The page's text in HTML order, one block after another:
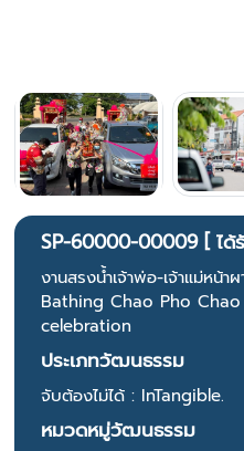
SP-60000-00009 [ ได้
งานสรงน้ำเจ้าพ่อ-เจ้าแม่หน้า
Bathing Chao Pho
celebration
ประเภทวัฒนธรรม
จับต้องไม่ได้ : InTangible.
หมวดหมู่วัฒนธรรม